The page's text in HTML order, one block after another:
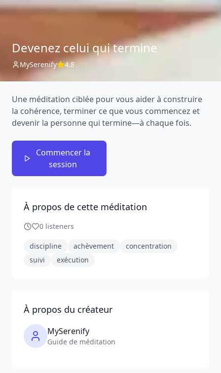
Devenez celui qui termine
MySerenify 4.8
Une méditation ciblée pour vous aider à construire
la cohérence, terminer ce que vous commencez et
devenir la personne qui termine—à chaque fois.
Commencer la
session
À propos de cette méditation
0 listeners
discipline achèvement
concentration
suivi
exécution
À propos du créateur
MySerenify
Guide de méditation